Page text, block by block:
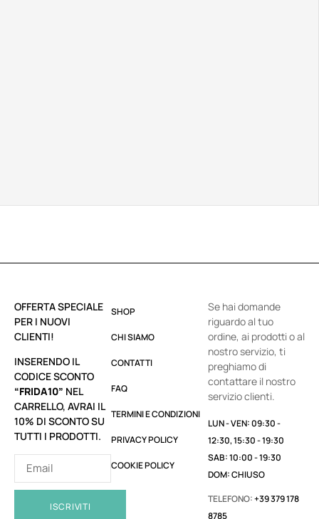
OFFERTA SPECIALE
PER I NUOVI
CLIENTI!
INSERENDO IL
CODICE SCONTO
“FRIDA10” NEL
CARRELLO, AVRAI IL
10% DI SCONTO SU
TUTTI I PRODOTTI.
ISCRIVITI
SHOP
CHI SIAMO
CONTATTI
FAQ
TERMINI E CONDIZIONI
PRIVACY POLICY
COOKIE POLICY
Se hai domande
riguardo al tuo
ordine, ai prodotti o al
nostro servizio, ti
preghiamo di
contattare il nostro
servizio clienti.
LUN - VEN: 09:30 -
12:30, 15:30 - 19:30
SAB: 10:00 - 19:30
DOM: CHIUSO
TELEFONO:+39 379 178
8785